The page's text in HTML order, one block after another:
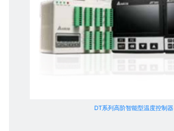
DT系列高阶智能型温度控制器